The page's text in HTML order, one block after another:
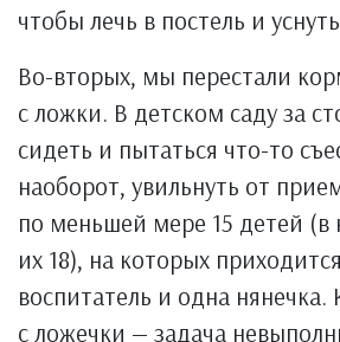
чтобы лечь в постель и
Во-вторых, мы перестали
с ложки. В детском саду за
сидеть и пытаться что-то
наоборот, увильнуть от
по меньшей мере 15 детей (в
их 18), на которых
воспитатель и одна нянечка.
с ложечки — задача